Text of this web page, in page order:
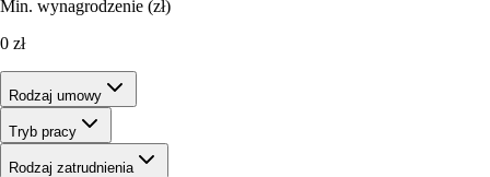
Min. wynagrodzenie (zł)
0 zł
Rodzaj umowy
Tryb pracy
Rodzaj zatrudnienia